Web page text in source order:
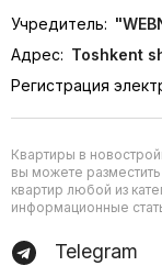
Учредитель:
Адрес: Toshkent
Регистрация
Квартиры в
вы можете
квартир любой из
информационные
Telegram